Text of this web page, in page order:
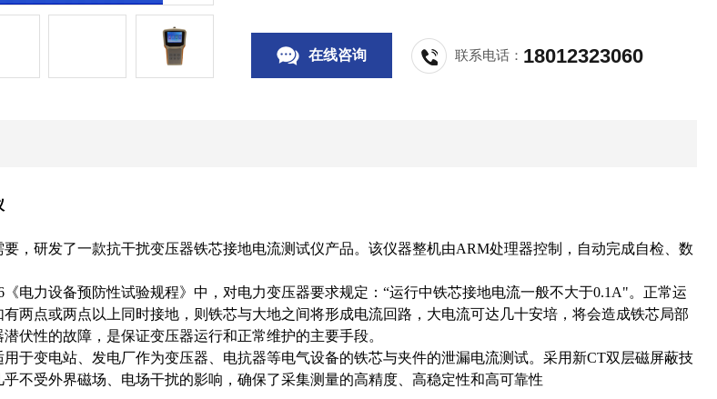
在线咨询 联系电话： 18012323060
，研发了一款抗干扰变压器铁芯接地电流测试仪产品。该仪器整机由ARM处理器控制，自动完成自检、数
电力设备预防性试验规程》中，对电力变压器要求规定：“运行中铁芯接地电流一般不大于0.1A"。正常运
两点或两点以上同时接地，则铁芯与大地之间将形成电流回路，大电流可达几十安培，将会造成铁芯局部
伏性的故障，是保证变压器运行和正常维护的主要手段。
于变电站、发电厂作为变压器、电抗器等电气设备的铁芯与夹件的泄漏电流测试。采用新CT双层磁屏蔽技
不受外界磁场、电场干扰的影响，确保了采集测量的高精度、高稳定性和高可靠性